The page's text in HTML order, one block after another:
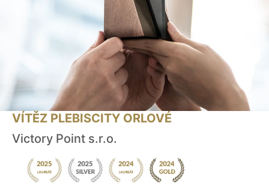
VÍTĚZ PLEBISCITY ORLOVÉ
Victory Point s.r.o.